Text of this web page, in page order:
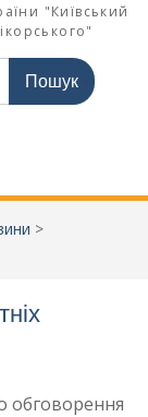
"Київський
>
обговорення